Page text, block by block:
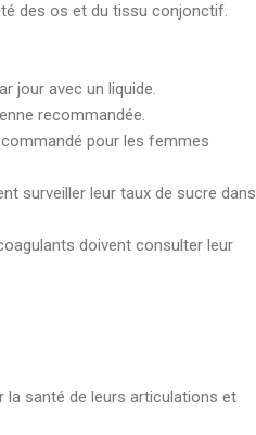
des os et du tissu conjonctif.
jour avec un liquide.
recommandée.
pour les femmes
surveiller leur taux de sucre dans
doivent consulter leur
la santé de leurs articulations et